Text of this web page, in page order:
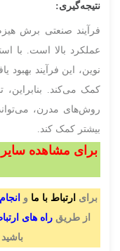
نتیجه‌گیری:
فرآیند صنعتی برش
عملکرد بالا است. با
نوین، این فرآیند بهبود
کمک می‌کند. بنابراین،
روش‌های مدرن، می‌تواند
بیشتر کمک کند.
برای مشاهده
برای ارتباط با ما و
از طریق راه های